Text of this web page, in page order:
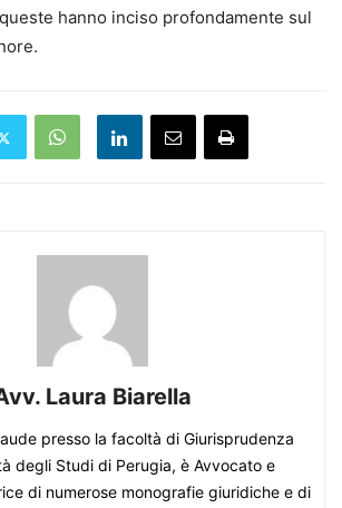
hanno inciso profondamente sul
Laura Biarella
presso la facoltà di Giurisprudenza
degli Studi di Perugia, è Avvocato e
di numerose monografie giuridiche e di